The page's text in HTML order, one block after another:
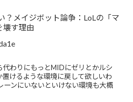
？メイジボット論争：LoLの「マ
壊す理由
代わりにもっとMIDにゼリとかルシ
けるような環境に戻して欲しいわ
ーンにいないといけない環境も大概